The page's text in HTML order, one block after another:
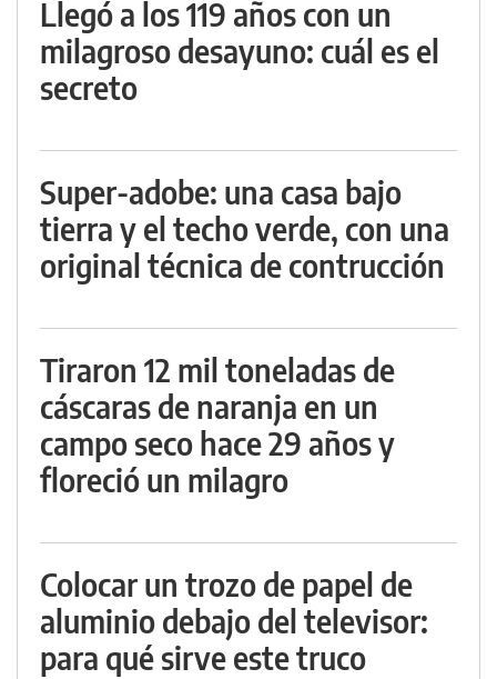
Llegó a los 119 años con un
milagroso desayuno: cuál es el
secreto
Super-adobe: una casa bajo
tierra y el techo verde, con una
original técnica de contrucción
Tiraron 12 mil toneladas de
cáscaras de naranja en un
campo seco hace 29 años y
floreció un milagro
Colocar un trozo de papel de
aluminio debajo del televisor:
para qué sirve este truco